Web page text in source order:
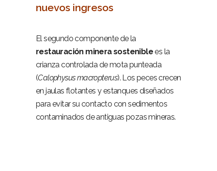
nuevos ingresos
El segundo componente de la
restauración minera sosteniblees la
crianza controlada de mota punteada
(Calophysus macropterus). Los peces crecen
en jaulas flotantes y estanques diseñados
para evitar su contacto con sedimentos
contaminados de antiguas pozas mineras.